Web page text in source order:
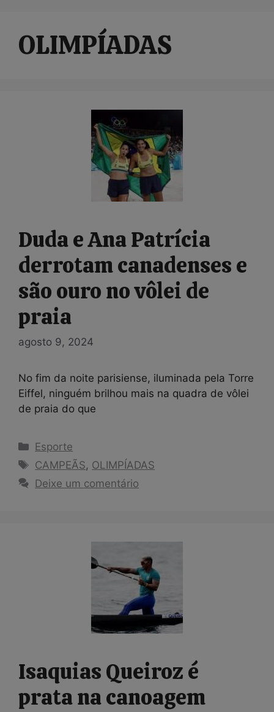
OLIMPÍADAS
Duda e Ana Patrícia
derrotam canadenses e
são ouro no vôlei de
praia
agosto 9, 2024
No fim da noite parisiense, iluminada pela Torre
Eiffel, ninguém brilhou mais na quadra de vôlei
de praia do que
Categorias
Esporte
Tags
CAMPEÃS, OLIMPÍADAS
Deixe um comentário
Isaquias Queiroz é
prata na canoagem